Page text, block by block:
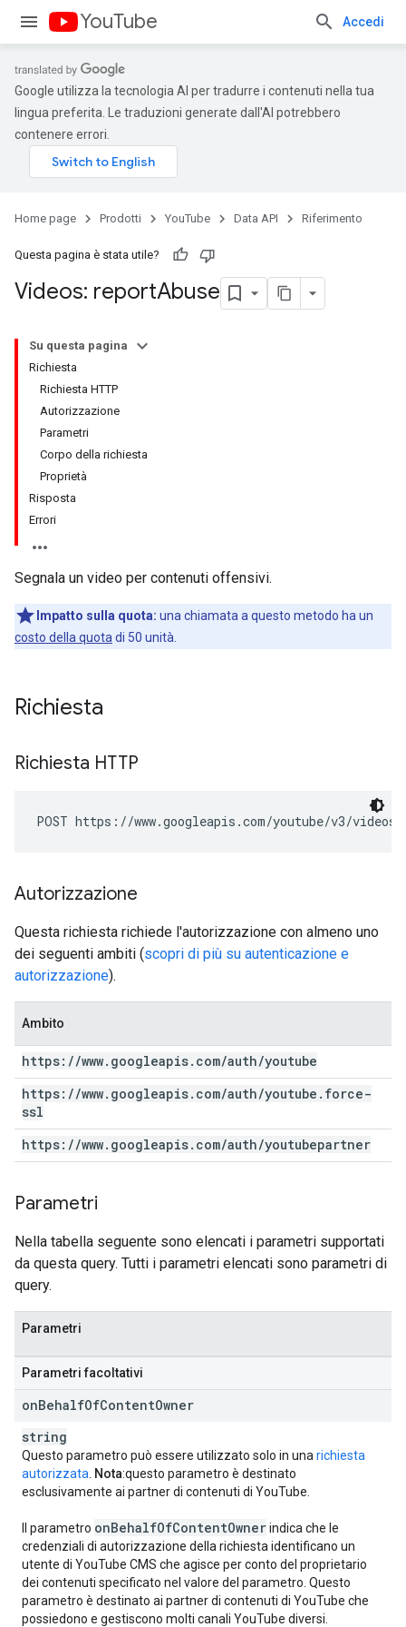
YouTube Accedi
Google utilizza la tecnologia AI per tradurre i contenuti nella tua
lingua preferita. Le traduzioni generate dall'AI potrebbero
contenere errori.
Home page Prodotti YouTube Data API Riferimento
Questa pagina è stata utile?
Videos: reportAbuse
Su questa pagina
Richiesta
Richiesta HTTP
Autorizzazione
Parametri
Corpo della richiesta
Proprietà
Risposta
Errori
Segnala un video per contenuti offensivi.
Impatto sulla quota: una chiamata a questo metodo ha un
costo della quota di 50 unità.
Richiesta
Richiesta HTTP
POST https://www.googleapis.com/youtube/v3/videos/
Autorizzazione
Questa richiesta richiede l'autorizzazione con almeno uno
dei seguenti ambiti (scopri di più su autenticazione e
autorizzazione).
Ambito
https: //www. googleapis. com/auth/youtube
https: //www. googleapis. com/auth/youtube . force-
ssl
https: //www. googleapis. com/auth/youtubepartner
Parametri
Nella tabella seguente sono elencati i parametri supportati
da questa query. Tutti i parametri elencati sono parametri di
query.
Parametri
Parametri facoltativi
onBehalfOfContentOwner
string
Questo parametro può essere utilizzato solo in una richiesta
autorizzata Nota:questo parametro è destinato
esclusivamente ai partner di contenuti di YouTube.
Il parametro onBehalfOfContentOwnerindica che le
credenziali di autorizzazione della richiesta identificano un
utente di YouTube CMS che agisce per conto del proprietario
dei contenuti specificato nel valore del parametro. Questo
parametro è destinato ai partner di contenuti di YouTube che
possiedono e gestiscono molti canali YouTube diversi.